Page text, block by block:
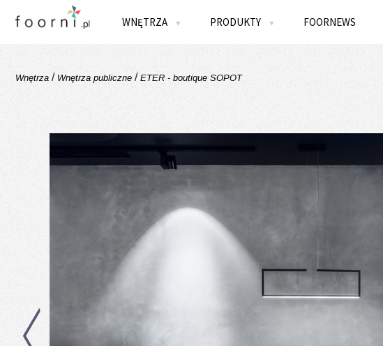
WNĘTRZA ▼ PRODUKTY ▼ FOORNEWS
Wnętrza / Wnętrza publiczne / ETER - boutique SOPOT